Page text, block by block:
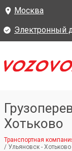
Москва
Электронный
Хотьково
Транспортная
/ Ульяновск - Хотьково